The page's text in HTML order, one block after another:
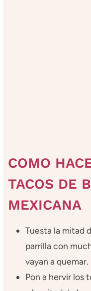
COMO
TACOS DE
MEXICANA
Tuesta la mitad
parrilla con
vayan a quemar.
Pon a hervir los